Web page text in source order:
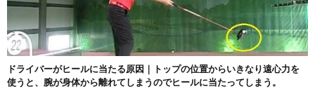
ドライバーがヒールに当たる原因｜トップの位置からいきなり遠心力を
使うと、腕が身体から離れてしまうのでヒールに当たってしまう。